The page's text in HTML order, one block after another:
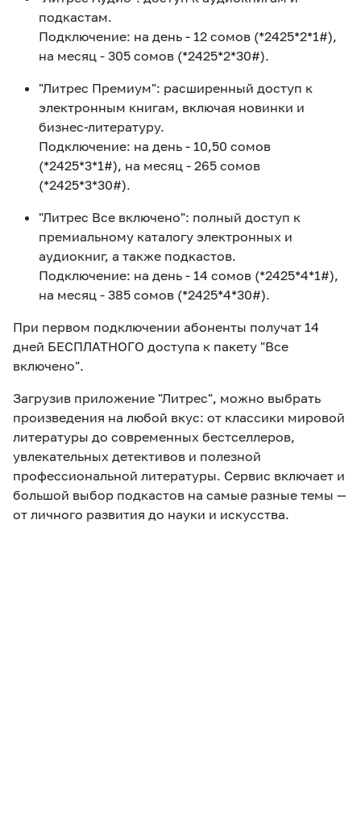
подкастам.
Подключение: на день - 12 сомов (*2425*2*1#),
на месяц - 305 сомов (*2425*2*30#).
"Литрес Премиум": расширенный доступ к
электронным книгам, включая новинки и
бизнес-литературу.
Подключение: на день - 10,50 сомов
(*2425*3*1#), на месяц - 265 сомов
(*2425*3*30#).
"Литрес Все включено": полный доступ к
премиальному каталогу электронных и
аудиокниг, а также подкастов.
Подключение: на день - 14 сомов (*2425*4*1#),
на месяц - 385 сомов (*2425*4*30#).
При первом подключении абоненты получат 14
дней БЕСПЛАТНОГО доступа к пакету "Все
включено".
Загрузив приложение "Литрес", можно выбрать
произведения на любой вкус: от классики мировой
литературы до современных бестселлеров,
увлекательных детективов и полезной
профессиональной литературы. Сервис включает и
большой выбор подкастов на самые разные темы —
от личного развития до науки и искусства.